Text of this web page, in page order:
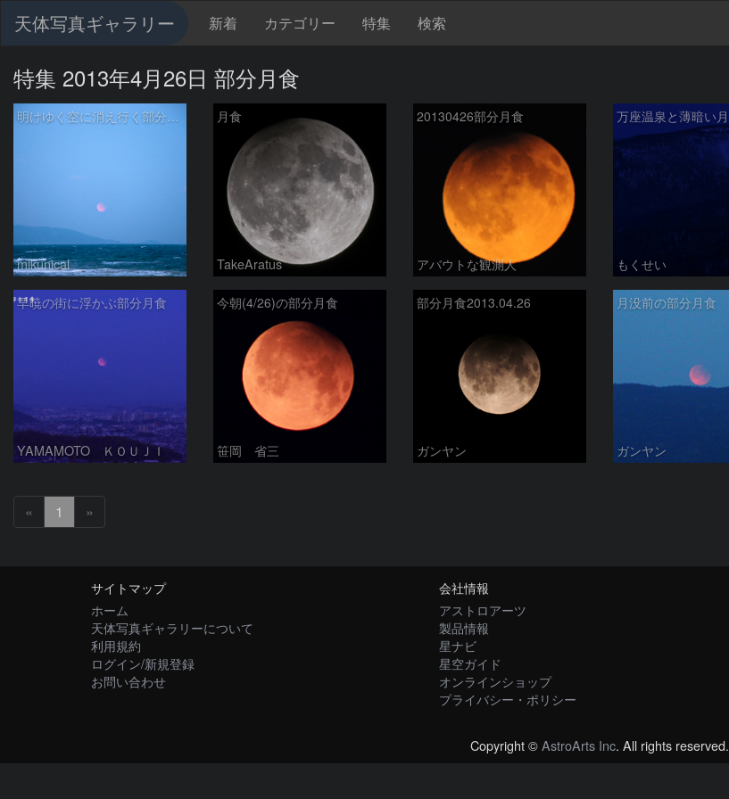
天体写真ギャラリー 新着 カテゴリー 特集 検索
特集 2013年4月26日 部分月食
明けゆく空に消え行く部分月食
mikunical
月食
TakeAratus
20130426部分月食
アバウトな観測人
万座温泉と薄暗い月
もくせい
早暁の街に浮かぶ部分月食
YAMAMOTO ＫＯＵＪＩ
今朝(4/26)の部分月食
笹岡 省三
部分月食2013.04.26
ガンヤン
月没前の部分月食
ガンヤン
« 1 »
サイトマップ
ホーム
天体写真ギャラリーについて
利用規約
ログイン/新規登録
お問い合わせ
会社情報
アストロアーツ
製品情報
星ナビ
星空ガイド
オンラインショップ
プライバシー・ポリシー
Copyright ©AstroArts Inc. All rights reserved.